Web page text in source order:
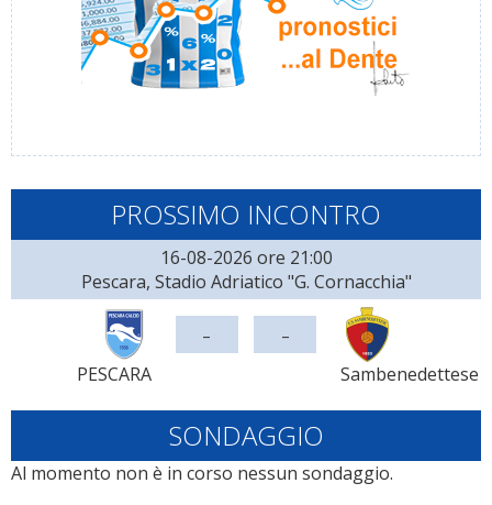
PROSSIMO INCONTRO
16-08-2026 ore 21:00
Pescara, Stadio Adriatico "G. Cornacchia"
PESCARA
- -
Sambenedettese
SONDAGGIO
Al momento non è in corso nessun sondaggio.